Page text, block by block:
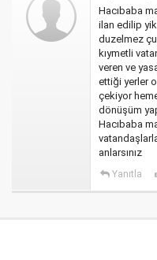
Hacıbaba
ilan edilip
duzelmez
kıymetli
veren ve
ettiği yerler
çekiyor
dönüşüm
Hacıbaba
anlarsınız
Yanıtla